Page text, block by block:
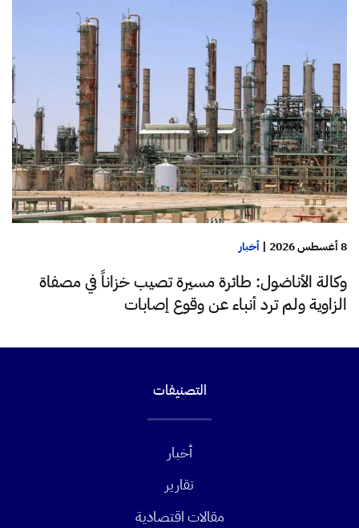
8 أغسطس 2026 | أخبار
وكالة الأناضول: طائرة مسيرة تصيب خزاناً في مصفاة
الزاوية ولم ترد أنباء عن وقوع إصابات
التصنيفات
أخبار
تقارير
مقالات اقتصادية